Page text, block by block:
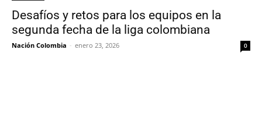
Desafíos y retos para los equipos en la
segunda fecha de la liga colombiana
Nación Colombia - enero 23, 2026 0